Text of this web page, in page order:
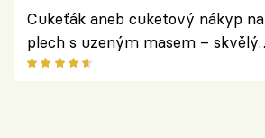
Cukeťák aneb cuketový nákyp na
plech s uzeným masem – skvělý
způsob, jak zpracovat přerostlé